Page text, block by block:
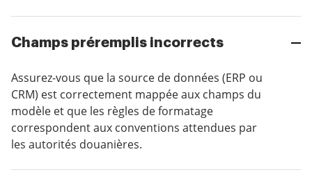
Champs préremplis incorrects
Assurez-vous que la source de données (ERP ou
CRM) est correctement mappée aux champs du
modèle et que les règles de formatage
correspondent aux conventions attendues par
les autorités douanières.